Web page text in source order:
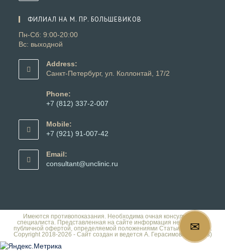
приложении
ФИЛИАЛ НА М. ПР. БОЛЬШЕВИКОВ
Пн-Сб: 9:00-20:00
Вс: выходной
Address:
Санкт-Петербург, ул. Коллонтай, 17/2
Phone:
+7 (812) 337-2-007
в
вашем
Mobile:
+7 (921) 91-007-42
в
вашем
Email:
consultant@unclinic.ru
✉
Имеются противопоказания. Необходима очная консультация
специалиста. Представленная на сайте информация не является
публичной офертой, определяемой положениями Статьи 437 ГК РФ.
Copyright 2018-2026 - Сайт создан и ведется А. Герасимовой (Dalles)